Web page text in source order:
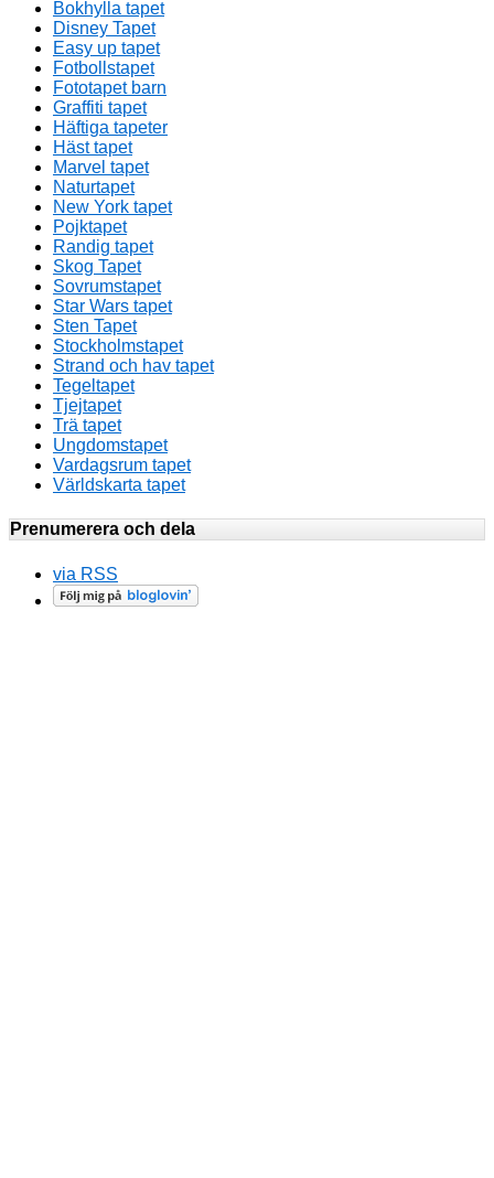
Bokhylla tapet
Disney Tapet
Easy up tapet
Fotbollstapet
Fototapet barn
Graffiti tapet
Häftiga tapeter
Häst tapet
Marvel tapet
Naturtapet
New York tapet
Pojktapet
Randig tapet
Skog Tapet
Sovrumstapet
Star Wars tapet
Sten Tapet
Stockholmstapet
Strand och hav tapet
Tegeltapet
Tjejtapet
Trä tapet
Ungdomstapet
Vardagsrum tapet
Världskarta tapet
Prenumerera och dela
via RSS